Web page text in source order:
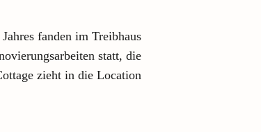
fanden im Treibhaus
statt, die
zieht in die Location